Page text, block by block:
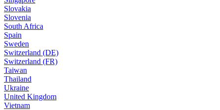
Slovakia
Slovenia
South Africa
Spain
Sweden
Switzerland (DE)
Switzerland (FR)
Taiwan
Thailand
Ukraine
United Kingdom
Vietnam